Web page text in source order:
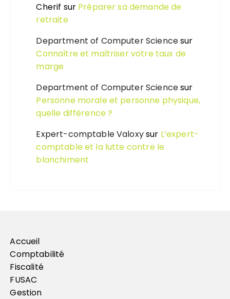
Cherif sur Préparer sa demande de
retraite
Department of Computer Sciencesur
Connaître et maîtriser votre taux de
marge
Department of Computer Sciencesur
Personne morale et personne physique,
quelle différence ?
Expert-comptable Valoxysur L’expert-
comptable et la lutte contre le
blanchiment
Accueil
Comptabilité
Fiscalité
FUSAC
Gestion